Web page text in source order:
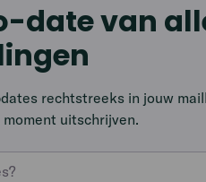
date van
rechtstreeks in jouw
uitschrijven.